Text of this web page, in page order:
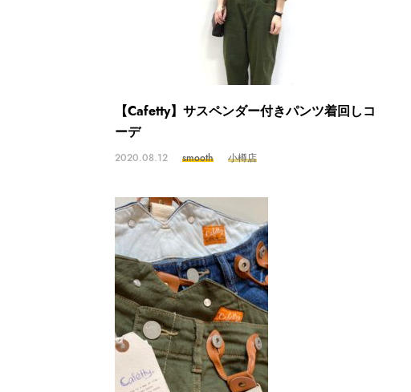
【Cafetty】サスペンダー付きパンツ着回しコ
ーデ
2020.08.12 smooth 小樽店